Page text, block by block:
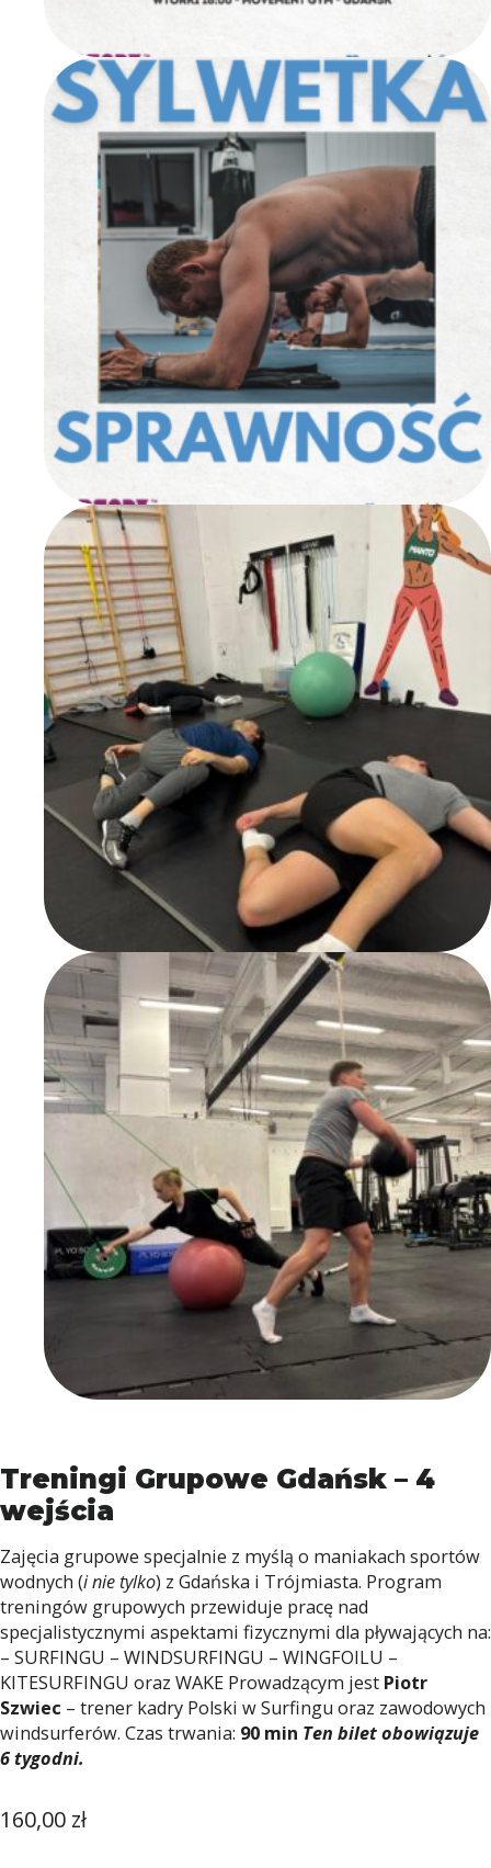
Treningi Grupowe Gdańsk – 4
wejścia
Zajęcia grupowe specjalnie z myślą o maniakach sportów
wodnych (i nie tylko) z Gdańska i Trójmiasta. Program
treningów grupowych przewiduje pracę nad
specjalistycznymi aspektami fizycznymi dla pływających na:
– SURFINGU – WINDSURFINGU – WINGFOILU –
KITESURFINGU oraz WAKE Prowadzącym jest Piotr
Szwiec – trener kadry Polski w Surfingu oraz zawodowych
windsurferów. Czas trwania: 90 min Ten bilet obowiązuje
6 tygodni.
160,00 zł